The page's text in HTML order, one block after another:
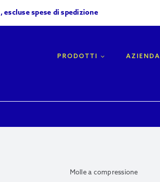
spese di spedizione
PRODOTTI AZIENDA
Molle a compressione